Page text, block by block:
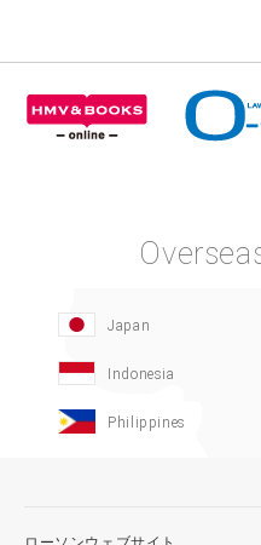
Japan
Indonesia
Philippines